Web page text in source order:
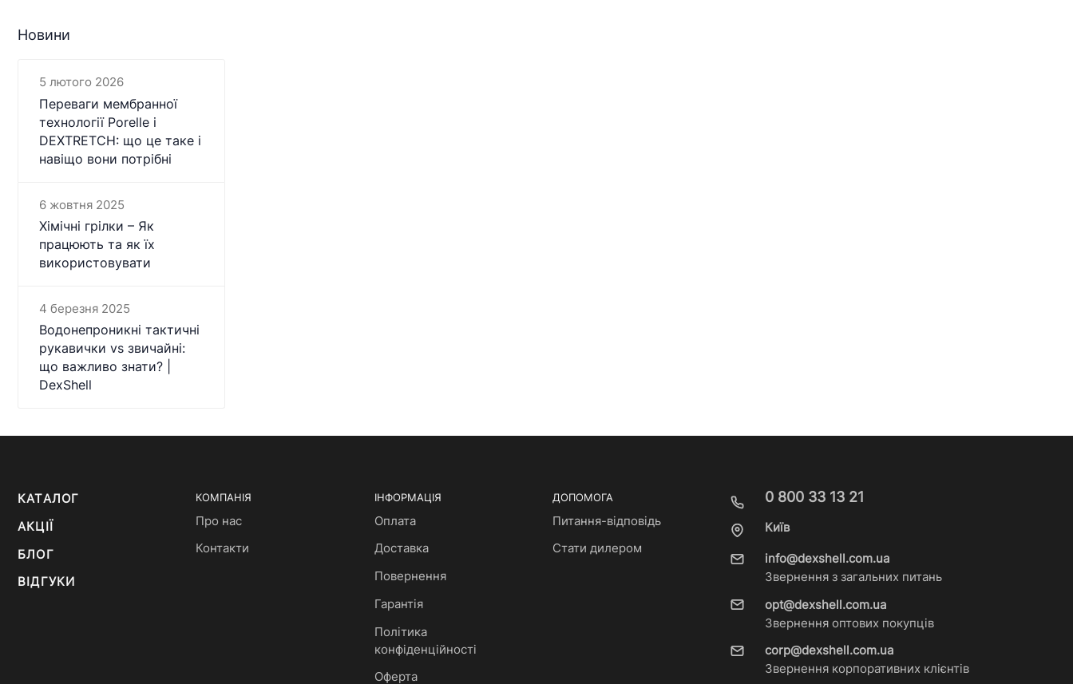
Новини
5 лютого 2026
Переваги мембранної
технології Porelle і
DEXTRETCH: що це таке і
навіщо вони потрібні
6 жовтня 2025
Хімічні грілки – Як
працюють та як їх
використовувати
4 березня 2025
Водонепроникні тактичні
рукавички vs звичайні:
що важливо знати? |
DexShell
КАТАЛОГ
АКЦІЇ
БЛОГ
ВІДГУКИ
КОМПАНІЯ
Про нас
Контакти
ІНФОРМАЦІЯ
Оплата
Доставка
Повернення
Гарантія
Політика
конфіденційності
Оферта
ДОПОМОГА
Питання-відповідь
Стати дилером
0 800 33 13 21
Київ
info@dexshell.com.ua
Звернення з загальних питань
opt@dexshell.com.ua
Звернення оптових покупців
corp@dexshell.com.ua
Звернення корпоративних клієнтів